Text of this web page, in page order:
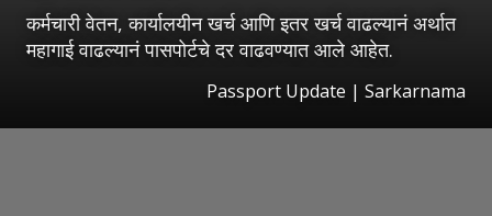
कर्मचारी वेतन, कार्यालयीन खर्च आणि इतर खर्च वाढल्यानं अर्थात
महागाई वाढल्यानं पासपोर्टचे दर वाढवण्यात आले आहेत.
Passport Update | Sarkarnama